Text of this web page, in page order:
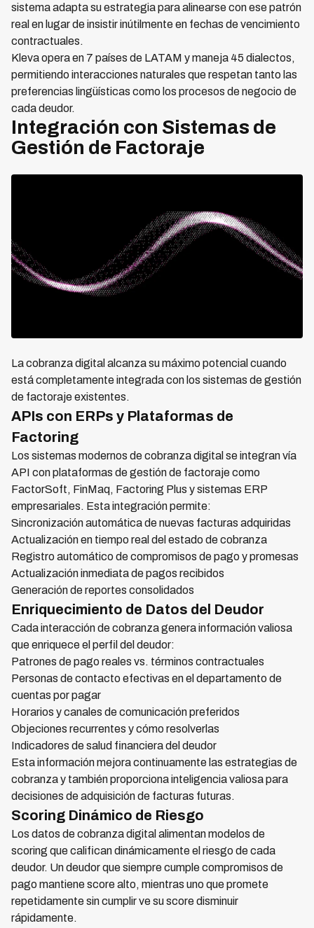
sistema adapta su estrategia para alinearse con ese patrón
real en lugar de insistir inútilmente en fechas de vencimiento
contractuales.
Kleva opera en 7 países de LATAM y maneja 45 dialectos,
permitiendo interacciones naturales que respetan tanto las
preferencias lingüísticas como los procesos de negocio de
cada deudor.
Integración con Sistemas de
Gestión de Factoraje
La cobranza digital alcanza su máximo potencial cuando
está completamente integrada con los sistemas de gestión
de factoraje existentes.
APIs con ERPs y Plataformas de
Factoring
Los sistemas modernos de cobranza digital se integran vía
API con plataformas de gestión de factoraje como
FactorSoft, FinMaq, Factoring Plus y sistemas ERP
empresariales. Esta integración permite:
Sincronización automática de nuevas facturas adquiridas
Actualización en tiempo real del estado de cobranza
Registro automático de compromisos de pago y promesas
Actualización inmediata de pagos recibidos
Generación de reportes consolidados
Enriquecimiento de Datos del Deudor
Cada interacción de cobranza genera información valiosa
que enriquece el perfil del deudor:
Patrones de pago reales vs. términos contractuales
Personas de contacto efectivas en el departamento de
cuentas por pagar
Horarios y canales de comunicación preferidos
Objeciones recurrentes y cómo resolverlas
Indicadores de salud financiera del deudor
Esta información mejora continuamente las estrategias de
cobranza y también proporciona inteligencia valiosa para
decisiones de adquisición de facturas futuras.
Scoring Dinámico de Riesgo
Los datos de cobranza digital alimentan modelos de
scoring que califican dinámicamente el riesgo de cada
deudor. Un deudor que siempre cumple compromisos de
pago mantiene score alto, mientras uno que promete
repetidamente sin cumplir ve su score disminuir
rápidamente.